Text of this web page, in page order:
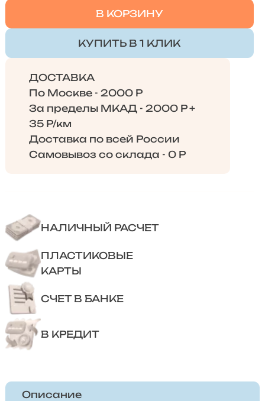
В КОРЗИНУ
КУПИТЬ В 1 КЛИК
ДОСТАВКА
По Москве - 2000 Р
За пределы МКАД - 2000 Р +
35 Р/км
Доставка по всей России
Самовывоз со склада - 0 Р
НАЛИЧНЫЙ РАСЧЕТ
ПЛАСТИКОВЫЕ
КАРТЫ
СЧЕТ В БАНКЕ
В КРЕДИТ
Описание